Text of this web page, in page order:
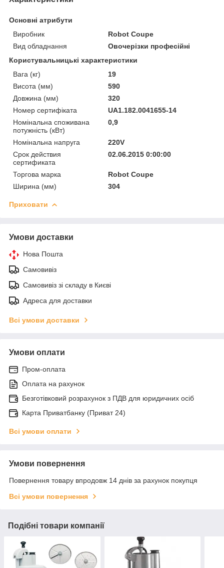
Основні атрибути
Виробник
Robot Coupe
Вид обладнання
Овочерізки професійні
Користувальницькі характеристики
Вага (кг)
19
Висота (мм)
590
Довжина (мм)
320
Номер сертифіката
UA1.182.0041655-14
Номінальна споживана
потужність (кВт)
0,9
Номінальна напруга
220V
Срок действия
сертификата
02.06.2015 0:00:00
Торгова марка
Robot Coupe
Ширина (мм)
304
Приховати
Умови доставки
Нова Пошта
Самовивіз
Самовивіз зі складу в Києві
Адреса для доставки
Всі умови доставки
Умови оплати
Пром-оплата
Оплата на рахунок
Безготівковий розрахунок з ПДВ для юридичних осіб
Карта Приватбанку (Приват 24)
Всі умови оплати
Умови повернення
Повернення товару впродовж 14 днів за рахунок покупця
Всі умови повернення
Подібні товари компанії